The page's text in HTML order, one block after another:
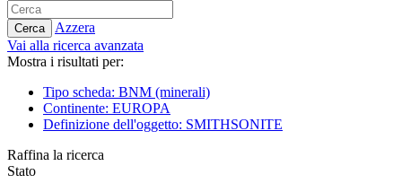
Cerca
Azzera
Vai alla ricerca avanzata
Mostra i risultati per:
Tipo scheda: BNM (minerali)
Continente: EUROPA
Definizione dell'oggetto: SMITHSONITE
Raffina la ricerca
Stato